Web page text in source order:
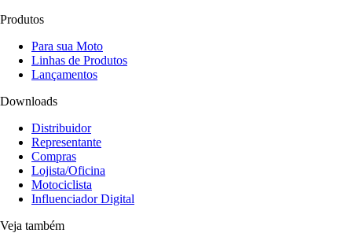
Produtos
Para sua Moto
Linhas de Produtos
Lançamentos
Downloads
Distribuidor
Representante
Compras
Lojista/Oficina
Motociclista
Influenciador Digital
Veja também